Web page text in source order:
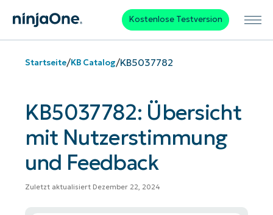
Kostenlose Testversion
Startseite/KB Catalog/KB5037782
KB5037782: Übersicht
mit Nutzerstimmung
und Feedback
Zuletzt aktualisiert Dezember 22, 2024